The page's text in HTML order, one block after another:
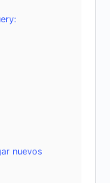
nuevos